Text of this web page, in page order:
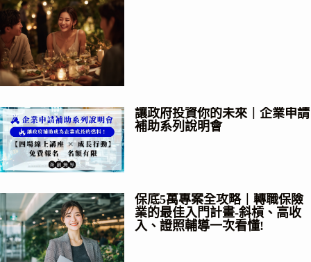
讓政府投資你的未來｜企業申請
補助系列說明會
保底5萬專案全攻略｜轉職保險
業的最佳入門計畫-斜槓、高收
入、證照輔導一次看懂!